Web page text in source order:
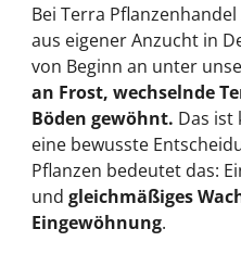
Bei Terra
aus eigener Anzucht in
von Beginn an unter
an Frost, wechselnde
Böden gewöhnt. Das ist
eine bewusste
Pflanzen bedeutet das:
und gleichmäßiges
Eingewöhnung.